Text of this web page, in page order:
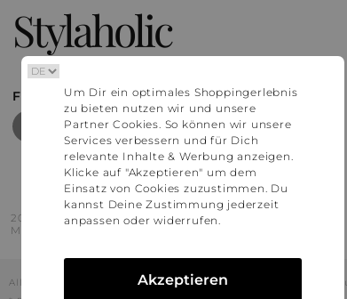
Stylaholic
FIND MORE INSPIRATION
2016 - 2026 © Stylaholic.
Made for you with love in munich.
Alle Preise inkl. der jeweils geltenden gesetzlichen
Um Dir ein optimales Shoppingerlebnis
zu bieten nutzen wir und unsere
Partner Cookies. So können wir unsere
Services verbessern und für Dich
relevante Inhalte & Werbung anzeigen.
Klicke auf "Akzeptieren" um dem
Einsatz von Cookies zuzustimmen. Du
kannst Deine Zustimmung jederzeit
anpassen oder widerrufen.
Akzeptieren